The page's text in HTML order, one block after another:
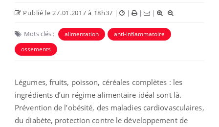
Publié le 27.01.2017 à 18h37 | | | |
Mots clés : alimentation
anti-inflammatoire
ossements
Légumes, fruits, poisson, céréales complètes : les
ingrédients d’un régime alimentaire idéal sont là.
Prévention de l’obésité, des maladies cardiovasculaires,
du diabète, protection contre le développement de